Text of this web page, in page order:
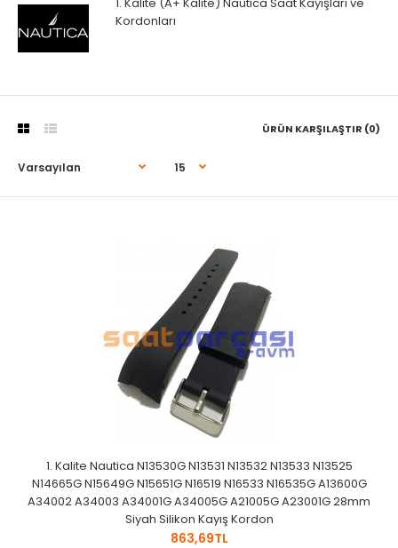
Kordonları
ÜRÜN KARŞILAŞTIR (0)
1. Kalite Nautica N13530G N13531 N13532 N13533 N13525
N14665G N15649G N15651G N16519 N16533 N16535G A13600G
A34002 A34003 A34001G A34005G A21005G A23001G 28mm
Siyah Silikon Kayış Kordon
863,69TL